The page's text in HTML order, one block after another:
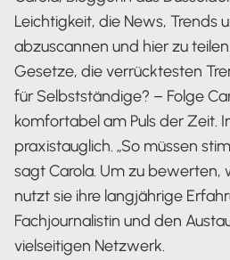
Leichtigkeit, die News, Trends
abzuscannen und hier zu
Gesetze, die verrücktesten
für Selbstständige? – Folge
komfortabel am Puls der Zeit.
praxistauglich. „So müssen
sagt Carola. Um zu bewerten,
nutzt sie ihre langjährige
Fachjournalistin und den
vielseitigen Netzwerk.